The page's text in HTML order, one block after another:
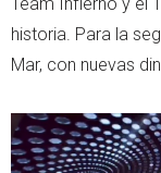
historia. Para la
Mar, con nuevas